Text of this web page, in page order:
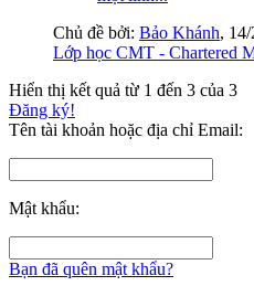
Chủ đề bởi: Bảo Khánh,
Lớp học CMT - Chartered
Hiển thị kết quả từ 1 đến 3 của 3
Đăng ký!
Tên tài khoản hoặc địa chỉ Email:
Mật khẩu:
Bạn đã quên mật khẩu?